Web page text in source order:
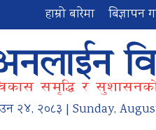
हाम्रो बारेमा बिज्ञापन
२४, २०८३ | Sunday,